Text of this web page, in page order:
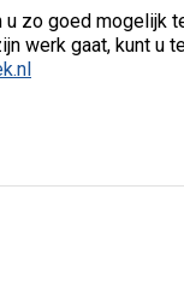
zo goed mogelijk
werk gaat, kunt u